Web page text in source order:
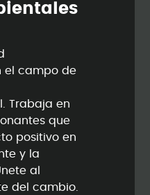
ienta les
el campo de
Trabaja en
que
positivo en
y la
al
del cambio.